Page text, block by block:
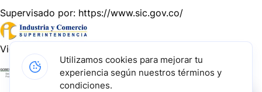
Supervisado por: https://www.sic.gov.co/
Vigilado por:
Gracias a nuestros impulsadores, podemos presentarte la
Utilizamos cookies para mejorar tu
experiencia según nuestros términos y
condiciones.